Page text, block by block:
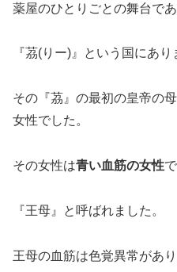
薬屋のひとりごとの舞台で
『茘(りー)』という国にあり
その『茘』の最初の皇帝の
女性でした。
その女性は青い血筋の女性
『王母』と呼ばれました。
王母の血筋は色覚異常があり